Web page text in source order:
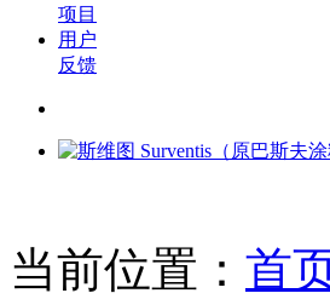
项目
用户
反馈
当前位置： 首